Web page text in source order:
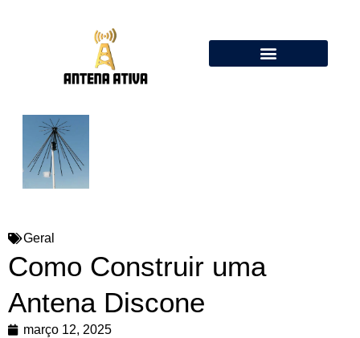
Geral
Como Construir uma
Antena Discone
março 12, 2025